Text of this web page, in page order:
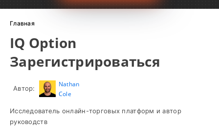
Главная
IQ Option
Зарегистрироваться
Автор:
Nathan
Cole
Исследователь онлайн-торговых платформ и автор
руководств